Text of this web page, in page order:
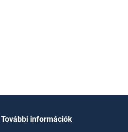
További információk